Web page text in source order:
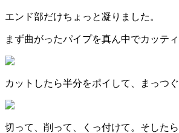
エンド部だけちょっと凝りました。
まず曲がったパイプを真ん中でカッティ
カットしたら半分をポイして、まっつ
切って、削って、くっ付けて。そした